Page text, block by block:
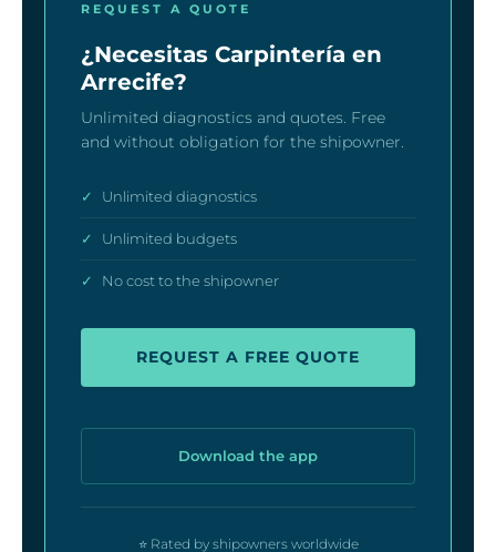
REQUEST A QUOTE
¿Necesitas Carpintería en
Arrecife?
Unlimited diagnostics and quotes. Free
and without obligation for the shipowner.
✓ Unlimited diagnostics
✓ Unlimited budgets
✓ No cost to the shipowner
REQUEST A FREE QUOTE
Download the app
⭐ Rated by shipowners worldwide